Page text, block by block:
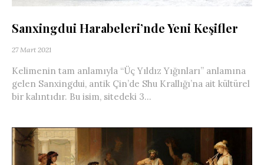
Sanxingdui Harabeleri’nde Yeni Keşifler
27 Mart 2021
Kelimenin tam anlamıyla “Üç Yıldız Yığınları” anlamına
gelen Sanxingdui, antik Çin’de Shu Krallığı’na ait kültürel
bir kalıntıdır. Bu isim, sitedeki 3...